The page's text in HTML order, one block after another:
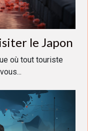
le Japon
où tout touriste